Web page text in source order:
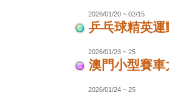
2026/01/20 ~ 02/15
乒乓球精英
2026/01/23 ~ 25
澳門小型賽
2026/01/24 ~ 25